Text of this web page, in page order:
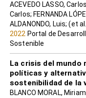
ACEVEDO LASSO,
Carlos; FERNANDA
ALDANONDO, Luis; (et
2022 Portal de
Sostenible
La crisis del mundo
políticas y
sostenibilidad de la
BLANCO MORAL, Miriam